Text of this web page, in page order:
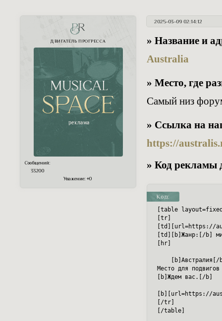
2025-03-09 02:14:12
PR
ДВИГАТЕЛЬ ПРОГРЕССА
Сообщений:
33200
Уважение: +0
» Название и
Australia
» Место, где
Самый низ
» Ссылка на
https://
» Код рекламы
Код:
[table layout=fixed
[tr]
[td][url=https://
[td][b]Жанр:[/b]
[hr]
Место для
[b]Ждем вас.[/b]
[b][url=https://
[/tr]
[/table]